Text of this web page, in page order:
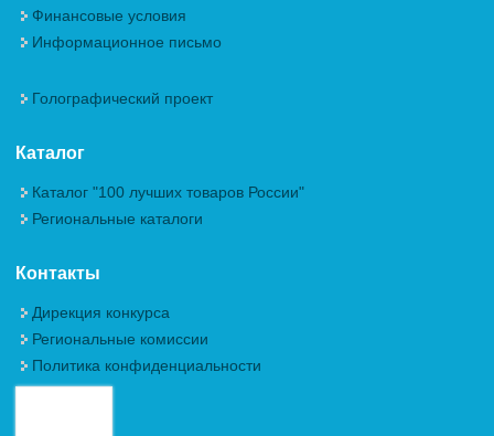
Финансовые условия
Информационное письмо
Голографический проект
Каталог
Каталог "100 лучших товаров России"
Региональные каталоги
Контакты
Дирекция конкурса
Региональные комиссии
Политика конфиденциальности